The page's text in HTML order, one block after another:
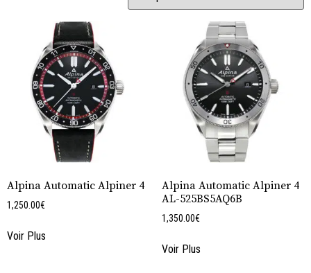
Alpina Automatic Alpiner 4
1,250.00€
Voir Plus
Alpina Automatic Alpiner 4
AL-525BS5AQ6B
1,350.00€
Voir Plus